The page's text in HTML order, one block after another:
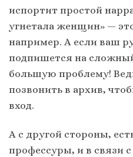
испортит простой
угнетала женщин» —
например. А если ваш
подпишется на
большую проблему!
позвонить в архив,
вход.
А с другой стороны,
профессуры, и в связи